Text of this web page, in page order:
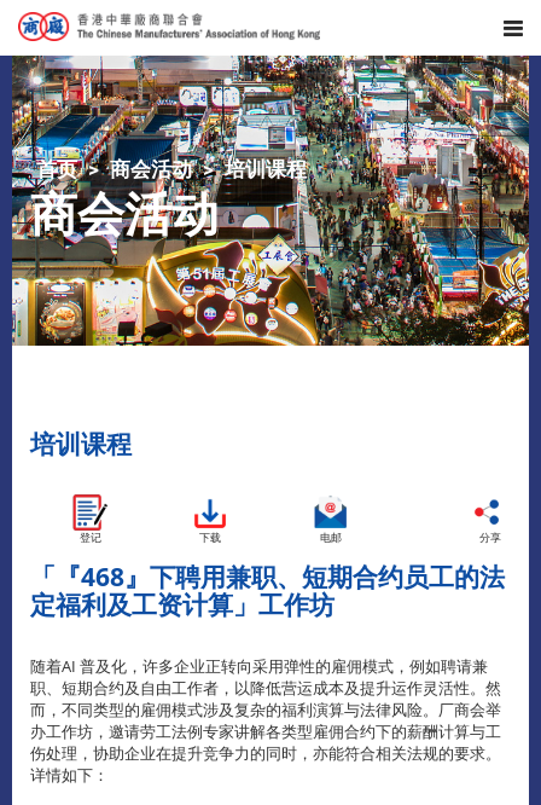
首页 商会活动 培训课程
商会活动
培训课程
登记 下载 电邮 分享
「『468』下聘用兼职、短期合约员工的法
定福利及工资计算」工作坊
随着AI 普及化，许多企业正转向采用弹性的雇佣模式，例如聘请兼
职、短期合约及自由工作者，以降低营运成本及提升运作灵活性。然
而，不同类型的雇佣模式涉及复杂的福利演算与法律风险。厂商会举
办工作坊，邀请劳工法例专家讲解各类型雇佣合约下的薪酬计算与工
伤处理，协助企业在提升竞争力的同时，亦能符合相关法规的要求。
详情如下：